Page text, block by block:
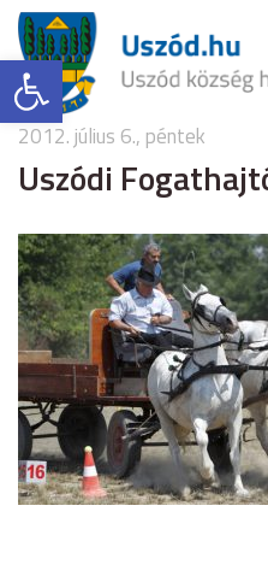
Eszköztár megnyitása
2012. július 6., péntek
Uszódi